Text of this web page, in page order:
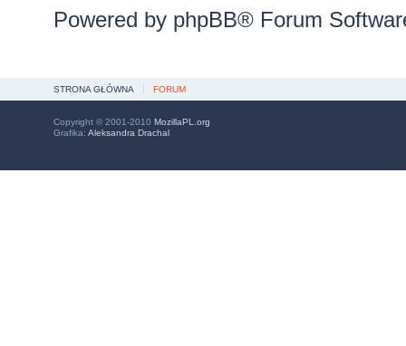
Powered by phpBB® Forum
STRONA GŁÓWNA FORUM
Copyright © 2001-2010 MozillaPL.org
Grafika: Aleksandra Drachal